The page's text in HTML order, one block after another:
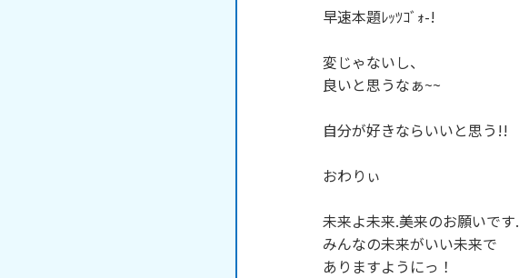
早速本題ﾚｯﾂｺﾞｫ-!
変じゃないし、
良いと思うなぁ~~
自分が好きならいいと思う!!
おわりぃ
未来よ未来.美来のお願いです.
みんなの未来がいい未来で
ありますようにっ！